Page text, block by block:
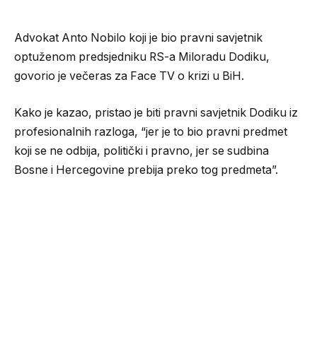
Advokat Anto Nobilo koji je bio pravni savjetnik
optuženom predsjedniku RS-a Miloradu Dodiku,
govorio je večeras za Face TV o krizi u BiH.
Kako je kazao, pristao je biti pravni savjetnik Dodiku iz
profesionalnih razloga, “jer je to bio pravni predmet
koji se ne odbija, politički i pravno, jer se sudbina
Bosne i Hercegovine prebija preko tog predmeta”.